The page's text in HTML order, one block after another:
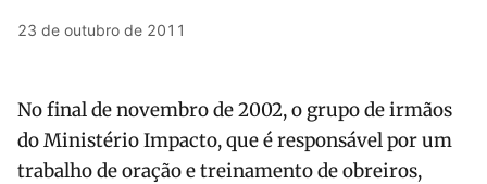
23 de outubro de 2011
No final de novembro de 2002, o grupo de irmãos
do Ministério Impacto, que é responsável por um
trabalho de oração e treinamento de obreiros,